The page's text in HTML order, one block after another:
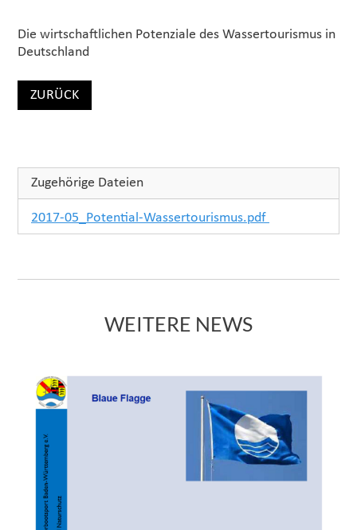
Die wirtschaftlichen Potenziale des Wassertourismus in
Deutschland
ZURÜCK
Zugehörige Dateien
2017-05_Potential-Wassertourismus.pdf
WEITERE NEWS